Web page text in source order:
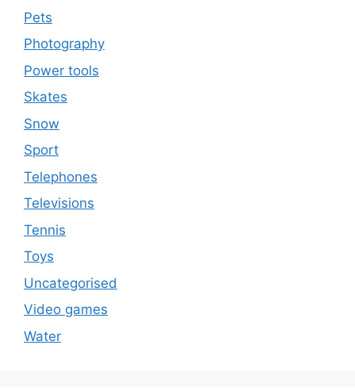
Pets
Photography
Power tools
Skates
Snow
Sport
Telephones
Televisions
Tennis
Toys
Uncategorised
Video games
Water